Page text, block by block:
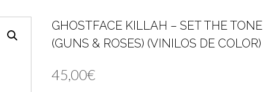
GHOSTFACE KILLAH – SET THE TONE
(GUNS & ROSES) (VINILOS DE COLOR)
45,00€